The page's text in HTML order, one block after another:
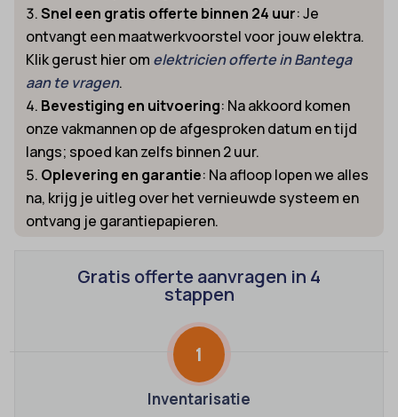
Snel een gratis offerte binnen 24 uur: Je
ontvangt een maatwerkvoorstel voor jouw elektra.
Klik gerust hier om elektricien offerte in Bantega
aan te vragen.
Bevestiging en uitvoering: Na akkoord komen
onze vakmannen op de afgesproken datum en tijd
langs; spoed kan zelfs binnen 2 uur.
Oplevering en garantie: Na afloop lopen we alles
na, krijg je uitleg over het vernieuwde systeem en
ontvang je garantiepapieren.
Gratis offerte aanvragen in 4
stappen
1
Inventarisatie